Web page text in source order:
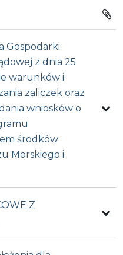
Gospodarki
z dnia 25
warunków i
zaliczek oraz
wniosków o
środków
Morskiego i
Z